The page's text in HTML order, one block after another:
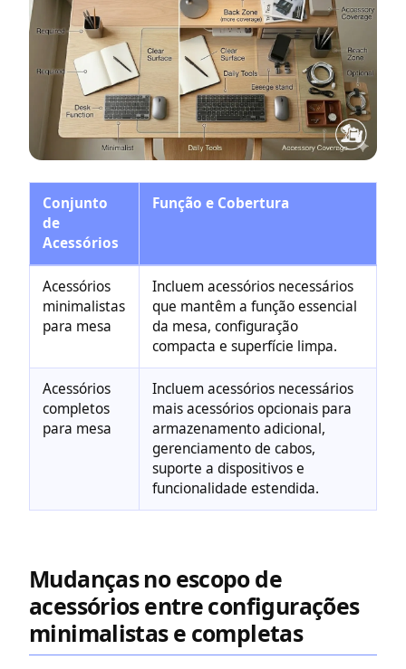
Conjunto
de
Acessórios
Função e Cobertura
Acessórios
minimalistas
para mesa
Incluem acessórios necessários
que mantêm a função essencial
da mesa, configuração
compacta e superfície limpa.
Acessórios
completos
para mesa
Incluem acessórios necessários
mais acessórios opcionais para
armazenamento adicional,
gerenciamento de cabos,
suporte a dispositivos e
funcionalidade estendida.
Mudanças no escopo de
acessórios entre configurações
minimalistas e completas